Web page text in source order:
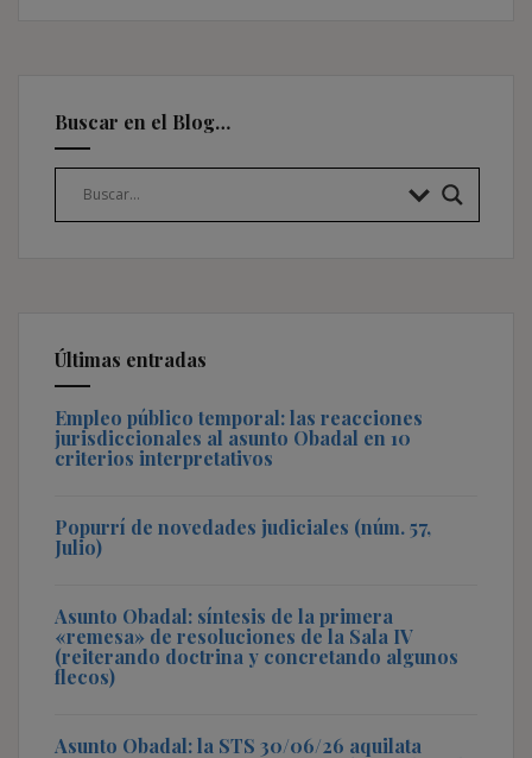
Buscar en el Blog…
Últimas entradas
Empleo público temporal: las reacciones
jurisdiccionales al asunto Obadal en 10
criterios interpretativos
Popurrí de novedades judiciales (núm. 57,
Julio)
Asunto Obadal: síntesis de la primera
«remesa» de resoluciones de la Sala IV
(reiterando doctrina y concretando algunos
flecos)
Asunto Obadal: la STS 30/06/26 aquilata